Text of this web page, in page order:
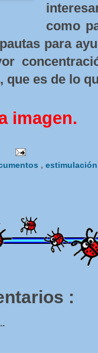
como
para
que es de lo
imagen.
,
: